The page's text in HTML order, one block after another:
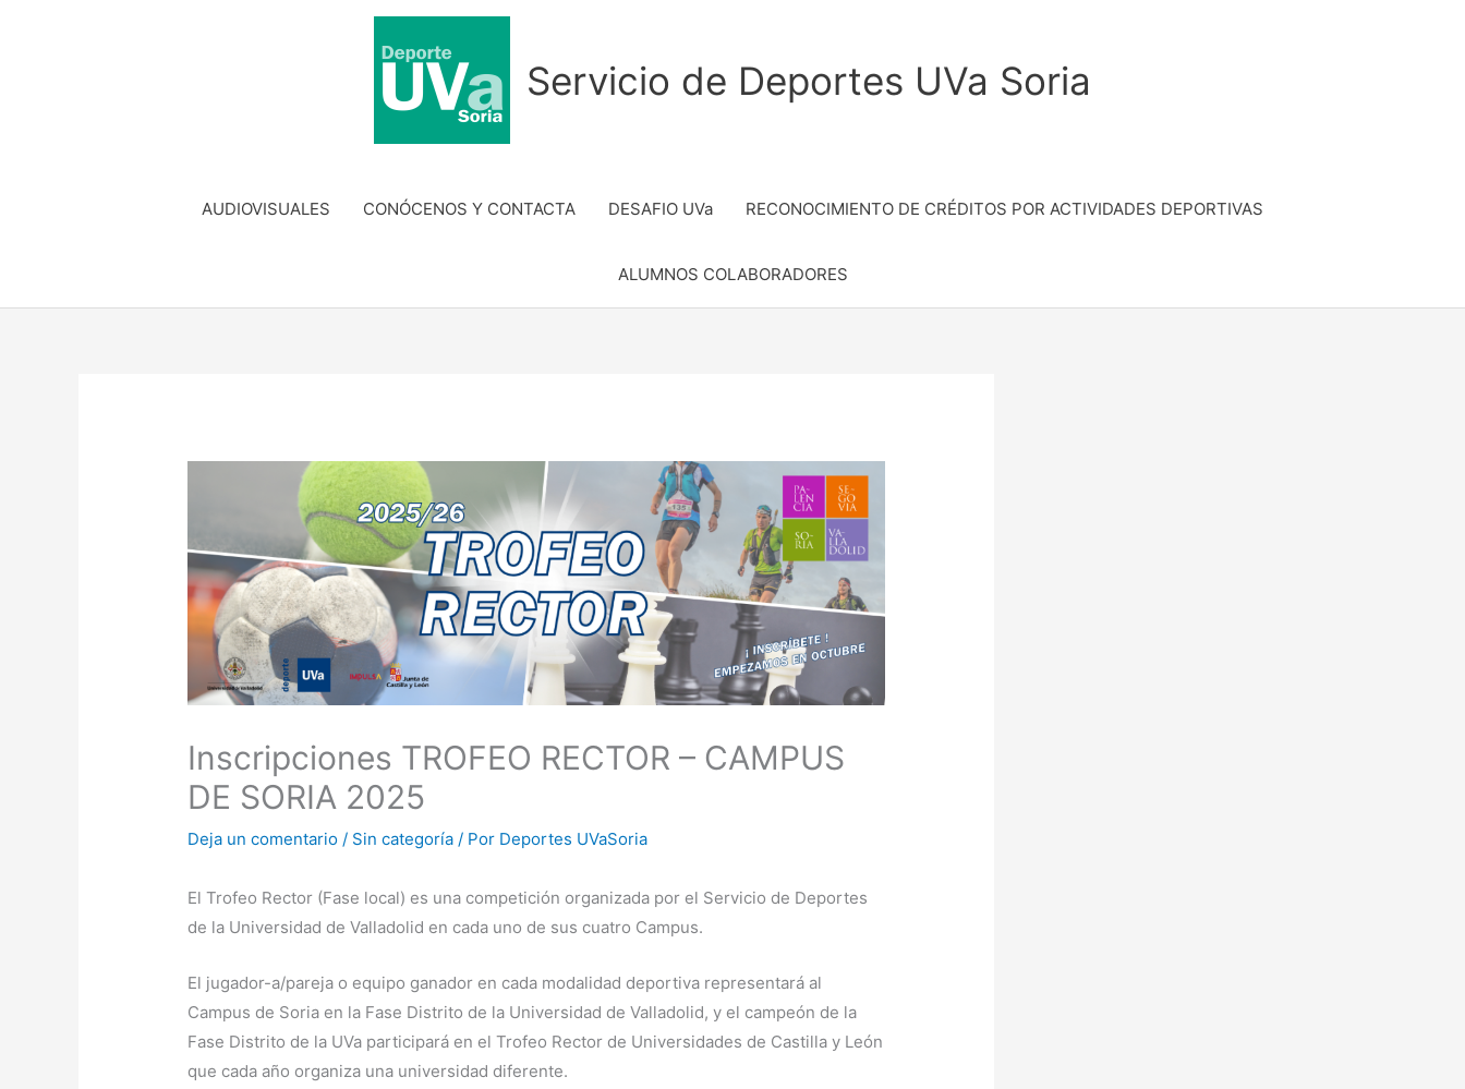
Servicio de Deportes UVa Soria
AUDIOVISUALES CONÓCENOS Y CONTACTA DESAFIO UVa RECONOCIMIENTO DE CRÉDITOS POR ACTIVIDADES DEPORTIVAS
ALUMNOS COLABORADORES
Inscripciones TROFEO RECTOR – CAMPUS
DE SORIA 2025
Deja un comentario / Sin categoría / Por Deportes UVaSoria
El Trofeo Rector (Fase local) es una competición organizada por el Servicio de Deportes
de la Universidad de Valladolid en cada uno de sus cuatro Campus.
El jugador-a/pareja o equipo ganador en cada modalidad deportiva representará al
Campus de Soria en la Fase Distrito de la Universidad de Valladolid, y el campeón de la
Fase Distrito de la UVa participará en el Trofeo Rector de Universidades de Castilla y León
que cada año organiza una universidad diferente.